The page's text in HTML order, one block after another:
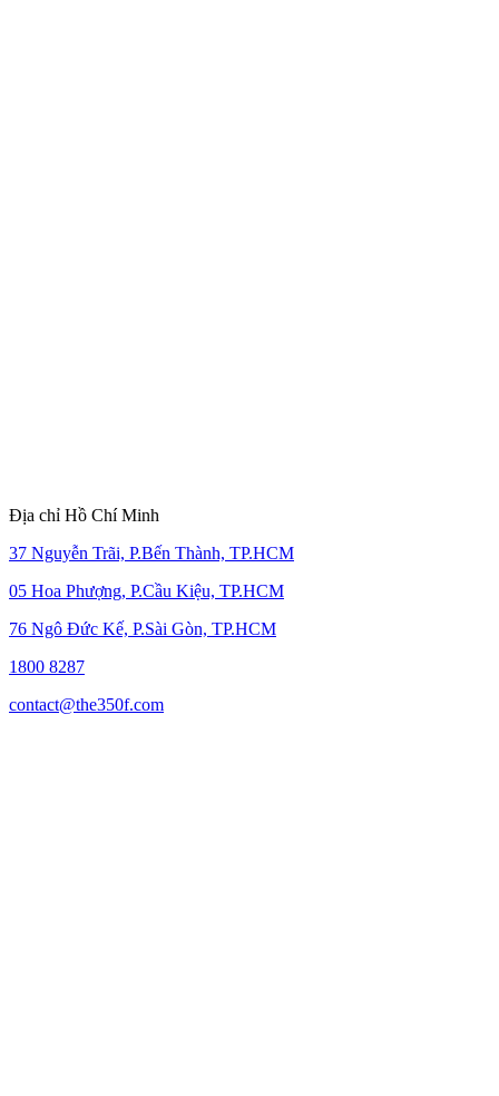
Địa chỉ Hồ Chí Minh
37 Nguyễn Trãi, P.Bến Thành, TP.HCM
05 Hoa Phượng, P.Cầu Kiệu, TP.HCM
76 Ngô Đức Kế, P.Sài Gòn, TP.HCM
1800 8287
contact@the350f.com